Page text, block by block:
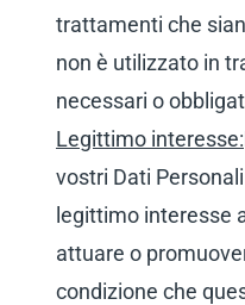
trattamenti che
non è utilizzato in
necessari o
Legittimo interesse:
vostri Dati
legittimo interesse
attuare o
condizione che